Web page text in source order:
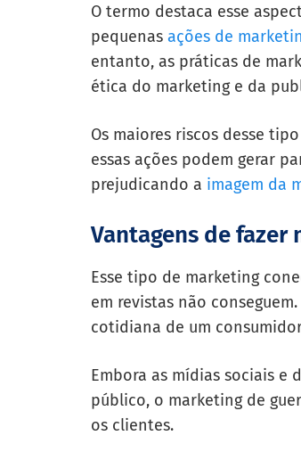
O termo destaca esse
pequenas ações de
entanto, as práticas de
ética do marketing e da
Os maiores riscos desse
essas ações podem gerar
prejudicando a imagem da
Vantagens de
Esse tipo de marketing
em revistas não
cotidiana de um
Embora as mídias sociais e
público, o marketing de
os clientes.